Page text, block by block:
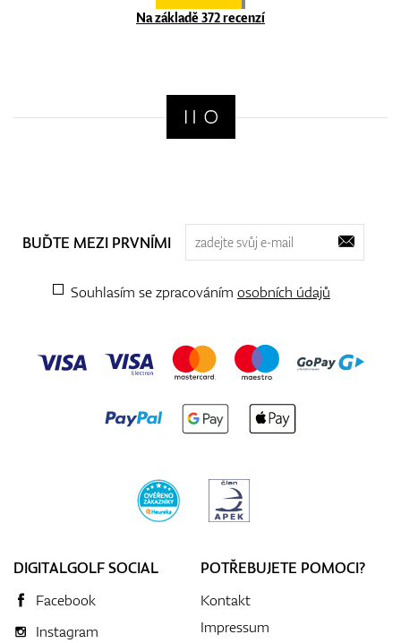
Na základě 372 recenzí
BUĎTE MEZI PRVNÍMI
Souhlasím se zpracováním osobních údajů
DIGITALGOLF SOCIAL
Facebook
Instagram
POTŘEBUJETE POMOCI?
Kontakt
Impressum